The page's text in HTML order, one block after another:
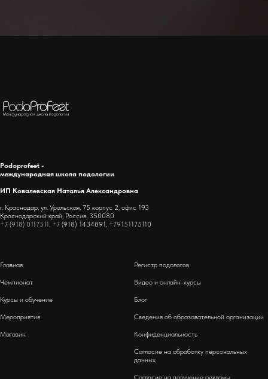
Podoprofeet -
международная школа подологии
ИП Ковалевская Наталья Александровна
г. Краснодар, ул. Уральская, 75 корпус 2, офис 193
Краснодарский край, Россия, 350080
+7 (918) 0117511, +7 (918) 1434891, +79151175110
Главная
Чемпионат
Курсы и обучение
Мероприятия
Магазин
Регистр подологов
Видео и онлайн-курсы
Блог
Сведения об образовательной организации
Конфиденциальность
Согласие на обработку персональных
данных